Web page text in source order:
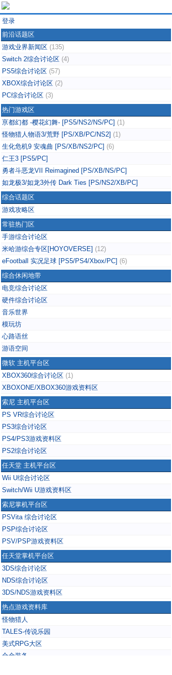
登录
前沿话题区
游戏业界新闻区 (135)
Switch 2综合讨论区 (4)
PS5综合讨论区 (57)
XBOX综合讨论区 (2)
PC综合讨论区 (3)
热门游戏区
亰都幻都 -樱花幻舞- [PS5/NS2/NS/PC] (1)
怪物猎人物语3/荒野 [PS/XB/PC/NS2] (1)
生化危机9 安魂曲 [PS/XB/NS2/PC] (6)
仁王3 [PS5/PC]
勇者斗恶龙VII Reimagined [PS/XB/NS/PC]
如龙极3/如龙3外传 Dark Ties [PS/NS2/XB/PC]
综合话题区
游戏攻略区
常驻热门区
手游综合讨论区
米哈游综合专区[HOYOVERSE] (12)
eFootball 实况足球 [PS5/PS4/Xbox/PC] (6)
综合休闲地带
电竞综合讨论区
硬件综合讨论区
音乐世界
模玩坊
心路语丝
游语空间
微软 主机平台区
XBOX360综合讨论区 (1)
XBOXONE/XBOX360游戏资料区
索尼 主机平台区
PS VR综合讨论区
PS3综合讨论区
PS4/PS3游戏资料区
PS2综合讨论区
任天堂 主机平台区
Wii U综合讨论区
Switch/Wii U游戏资料区
索尼掌机平台区
PSVita 综合讨论区
PSP综合讨论区
PSV/PSP游戏资料区
任天堂掌机平台区
3DS综合讨论区
NDS综合讨论区
3DS/NDS游戏资料区
热点游戏资料库
怪物猎人
TALES-传说乐园
美式RPG大区
合金装备